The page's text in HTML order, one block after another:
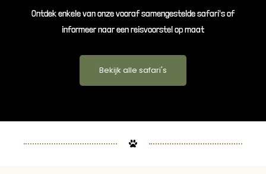
Ontdek enkele van onze vooraf samengestelde safari's of
informeer naar een reisvoorstel op maat
Bekijk alle safari's